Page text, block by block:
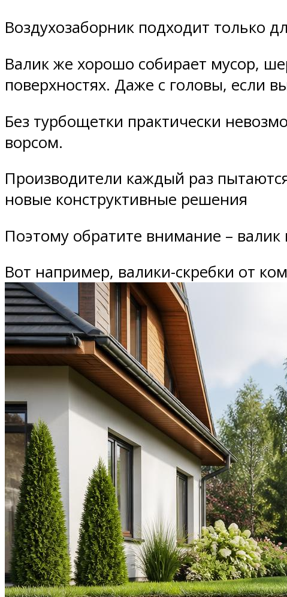
Воздухозаборник подходит только
Валик же хорошо собирает мусор,
поверхностях. Даже с головы, если
Без турбощетки практически
ворсом.
Производители каждый раз
новые конструктивные решения
Поэтому обратите внимание –
Вот например, валики-скребки от